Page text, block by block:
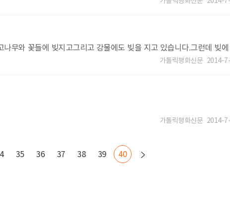
무와 꽃들에 빚지고그리고 강물에도 빚을 지고 있습니다.그런데 빚에
가톨릭평화신문 2014-
가톨릭평화신문 2014-
35 36 37 38 39 40